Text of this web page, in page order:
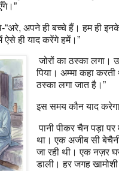
अपने ही बच्चे हैं। हम ही
ऐसे ही याद करेंगे हमें।”
जोरों का ठस्का लगा।
पिया। अम्मा कहा
ठस्का लगा जात है।”
इस समय कौन याद
पानी पीकर चैन पड़ा
था। एक अजीब सी
जा रही थी। एक नज़र
डाली। हर जगह